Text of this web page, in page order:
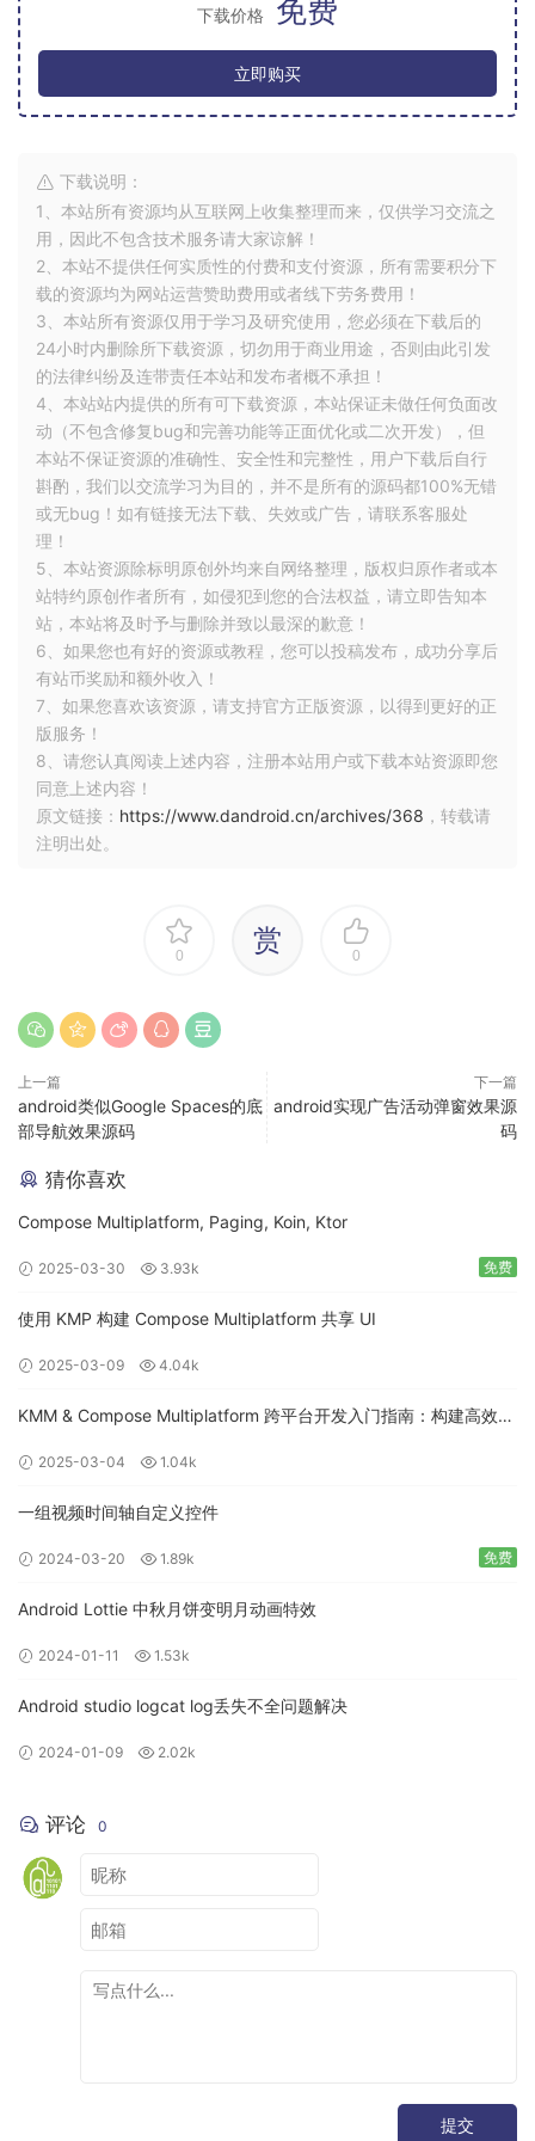
下载价格 免费
立即购买
下载说明：
1、本站所有资源均从互联网上收集整理而来，仅供学习交流之
用，因此不包含技术服务请大家谅解！
2、本站不提供任何实质性的付费和支付资源，所有需要积分下
载的资源均为网站运营赞助费用或者线下劳务费用！
3、本站所有资源仅用于学习及研究使用，您必须在下载后的
24小时内删除所下载资源，切勿用于商业用途，否则由此引发
的法律纠纷及连带责任本站和发布者概不承担！
4、本站站内提供的所有可下载资源，本站保证未做任何负面改
动（不包含修复bug和完善功能等正面优化或二次开发），但
本站不保证资源的准确性、安全性和完整性，用户下载后自行
斟酌，我们以交流学习为目的，并不是所有的源码都100%无错
或无bug！如有链接无法下载、失效或广告，请联系客服处
理！
5、本站资源除标明原创外均来自网络整理，版权归原作者或本
站特约原创作者所有，如侵犯到您的合法权益，请立即告知本
站，本站将及时予与删除并致以最深的歉意！
6、如果您也有好的资源或教程，您可以投稿发布，成功分享后
有站币奖励和额外收入！
7、如果您喜欢该资源，请支持官方正版资源，以得到更好的正
版服务！
8、请您认真阅读上述内容，注册本站用户或下载本站资源即您
同意上述内容！
原文链接： https://www.dandroid.cn/archives/368 ，转载请
注明出处。
0 赏 0
上一篇
android类似Google Spaces的底
部导航效果源码
下一篇
android实现广告活动弹窗效果源
码
猜你喜欢
Compose Multiplatform, Paging, Koin, Ktor
2025-03-30 3.93k 免费
使用 KMP 构建 Compose Multiplatform 共享 UI
2025-03-09 4.04k
KMM & Compose Multiplatform 跨平台开发入门指南：构建高效的
2025-03-04 1.04k
一组视频时间轴自定义控件
2024-03-20 1.89k 免费
Android Lottie 中秋月饼变明月动画特效
2024-01-11 1.53k
Android studio logcat log丢失不全问题解决
2024-01-09 2.02k
评论 0
提交